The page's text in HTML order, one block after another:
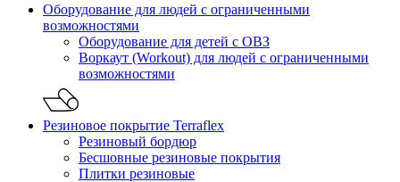
Оборудование для людей с ограниченными
возможностями
Оборудование для детей с ОВЗ
Воркаут (Workout) для людей с ограниченными
возможностями
Резиновое покрытие Terraflex
Резиновый бордюр
Бесшовные резиновые покрытия
Плитки резиновые